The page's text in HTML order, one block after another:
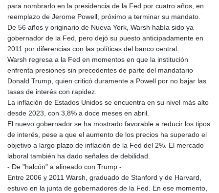
para nombrarlo en la presidencia de la Fed por cuatro años, en
reemplazo de Jerome Powell, próximo a terminar su mandato.
De 56 años y originario de Nueva York, Warsh había sido ya
gobernador de la Fed, pero dejó su puesto anticipadamente en
2011 por diferencias con las políticas del banco central.
Warsh regresa a la Fed en momentos en que la institución
enfrenta presiones sin precedentes de parte del mandatario
Donald Trump, quien criticó duramente a Powell por no bajar las
tasas de interés con rapidez.
La inflación de Estados Unidos se encuentra en su nivel más alto
desde 2023, con 3,8% a doce meses en abril.
El nuevo gobernador se ha mostrado favorable a reducir los tipos
de interés, pese a que el aumento de los precios ha superado el
objetivo a largo plazo de inflación de la Fed del 2%. El mercado
laboral también ha dado señales de debilidad.
- De "halcón" a alineado con Trump -
Entre 2006 y 2011 Warsh, graduado de Stanford y de Harvard,
estuvo en la junta de gobernadores de la Fed. En ese momento,